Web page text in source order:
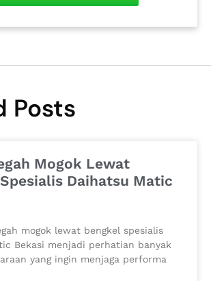
Posts
Mogok Lewat
Daihatsu Matic
mogok lewat bengkel spesialis
Bekasi menjadi perhatian banyak
yang ingin menjaga performa